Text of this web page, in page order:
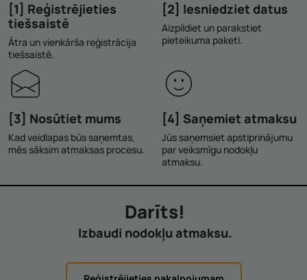
[1] Reģistrējieties
tiešsaistē
Ātra un vienkārša reģistrācija
tiešsaistē.
[2] Iesniedziet datus
Aizpildiet un parakstiet
pieteikuma paketi.
[3] Nosūtiet mums
Kad veidlapas būs saņemtas,
mēs sāksim atmaksas procesu.
[4] Saņemiet atmaksu
Jūs saņemsiet apstiprinājumu
par veiksmīgu nodokļu
atmaksu.
Darīts!
Izbaudi nodokļu atmaksu.